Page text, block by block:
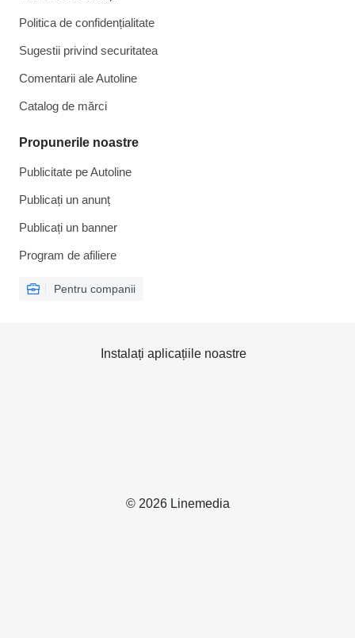
Politica de confidențialitate
Sugestii privind securitatea
Comentarii ale Autoline
Catalog de mărcі
Propunerile noastre
Publicitate pe Autoline
Publicați un anunț
Publicați un banner
Program de afiliere
Pentru companii
© 2026 Linemedia
Instalați aplicațiile noastre